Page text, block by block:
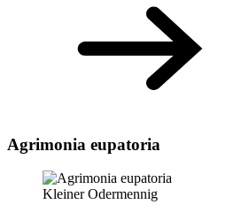
Agrimonia eupatoria
Kleiner Odermennig